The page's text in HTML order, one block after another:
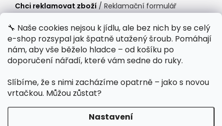
🔧 Naše cookies nejsou k jídlu, ale bez nich by se celý
e-shop rozsypal jak špatně utažený šroub. Pomáhají
nám, aby vše běželo hladce – od košíku po
doporučení nářadí, které vám sedne do ruky.
Slíbíme, že s nimi zacházíme opatrně – jako s novou
vrtačkou. Můžou zůstat?
Nastavení
Chci reklamovat zboží / Reklamační formulář
Provozní doba
Po-Čt / 8:00 - 15:00
Polední přestávka /11:00 - 11:30